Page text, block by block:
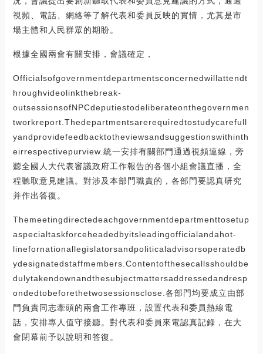
視頻、電話、網絡等了解代表和委員反映的實情，尤其是市
場主體和人民群眾的期盼。
根據全國兩會有關安排，會議確定，
Officialsofgovernmentdepartmentsconcernedwillattendt
hroughvideolinkthebreak-
outsessionsofNPCdeputiestodeliberateonthegovernmen
tworkreport.Thedepartmentsarerequiredtostudycarefull
yandprovidefeedbacktotheviewsandsuggestionswithinth
eirrespectivepurview.統一安排有關部門通過視頻連線，旁
聽全國人大代表審議政府工作報告的各個小組會議直播，全
程聽取意見建議。對涉及本部門職責的，各部門要認真研究
并作出答復。
Themeetingdirectedeachgovernmentdepartmenttosetup
aspecialtaskforceheadedbyitsleadingofficialandahot-
linefornationallegislatorsandpoliticaladvisorsoperatedb
ydesignatedstaffmembers.Contentofthesecallsshouldbe
dulytakendownandthesubjectmattersaddressedandresp
ondedtobeforethetwosessionsclose.各部門均要成立由部
門負責同志牽頭的兩會工作專班，設置代表和委員熱線電
話，安排專人值守接聽。對代表和委員來電認真記錄，在大
會閉幕前予以說明和答復。